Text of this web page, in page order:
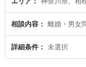
した異性関係(不貞等)による
い』『異性関係(不貞等)によ
士を検索したい』『初回相談
相談内容 離婚・男女
詳細条件 未選択